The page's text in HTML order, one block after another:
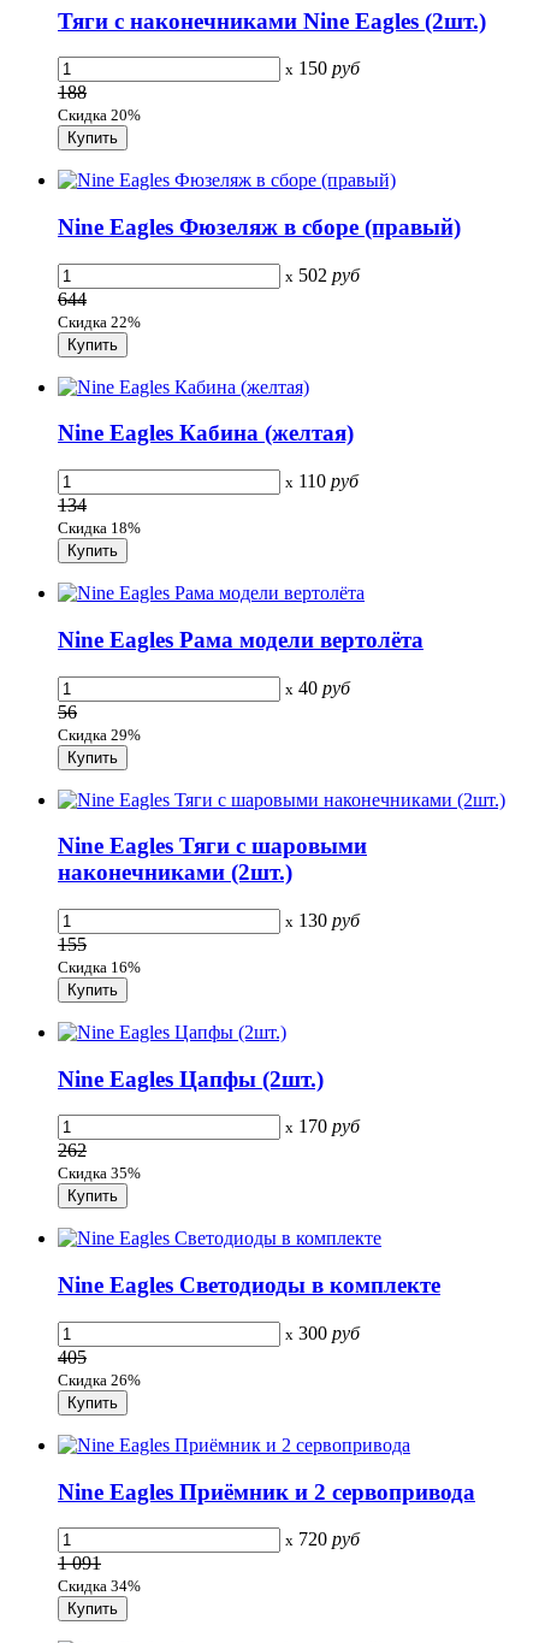
Тяги с наконечниками Nine Eagles (2шт.)
x 150 руб
188
Скидка 20%
Nine Eagles Фюзеляж в сборе (правый)
x 502 руб
644
Скидка 22%
Nine Eagles Кабина (желтая)
x 110 руб
134
Скидка 18%
Nine Eagles Рама модели вертолёта
x 40 руб
56
Скидка 29%
Nine Eagles Тяги с шаровыми
наконечниками (2шт.)
x 130 руб
155
Скидка 16%
Nine Eagles Цапфы (2шт.)
x 170 руб
262
Скидка 35%
Nine Eagles Светодиоды в комплекте
x 300 руб
405
Скидка 26%
Nine Eagles Приёмник и 2 сервопривода
x 720 руб
1 091
Скидка 34%